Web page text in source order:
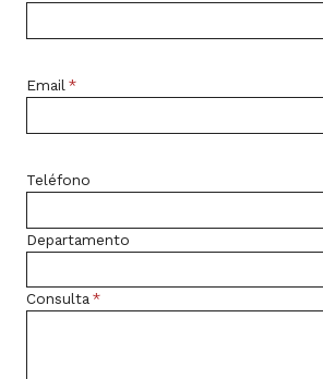
Email *
Teléfono
Departamento
Consulta*